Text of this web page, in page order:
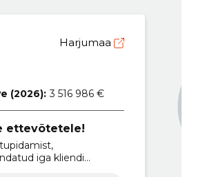
Harjumaa
(2026): 3 516 986 €
ettevõtetele!
iga kliendi